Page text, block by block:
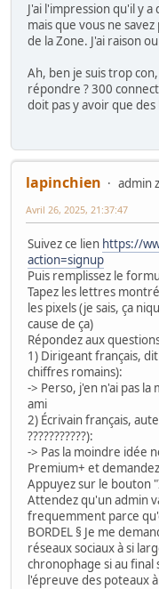
J'ai l'impression qu'il y
mais que vous ne
de la Zone. J'ai raison
Ah, ben je suis trop
répondre ? 300
doit pas y avoir que des
lapinchien
admin
Avril 26, 2025, 21:37:47
Suivez ce lien https://
action=signup
Puis remplissez le
Tapez les lettres
les pixels (je sais, ça
cause de ça)
Répondez aux
1) Dirigeant français,
chiffres romains):
-> Perso, j'en n'ai pas
ami
2) Écrivain français,
???????????):
-> Pas la moindre idée
Premium+ et
Appuyez sur le bouton
Attendez qu'un admin
frequemment parce
BORDEL § Je me
réseaux sociaux à si
chronophage si au final
l'épreuve des poteaux